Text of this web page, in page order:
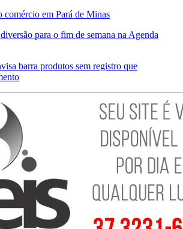
comércio em Pará de Minas
para o fim de semana na Agenda
barra produtos sem registro que